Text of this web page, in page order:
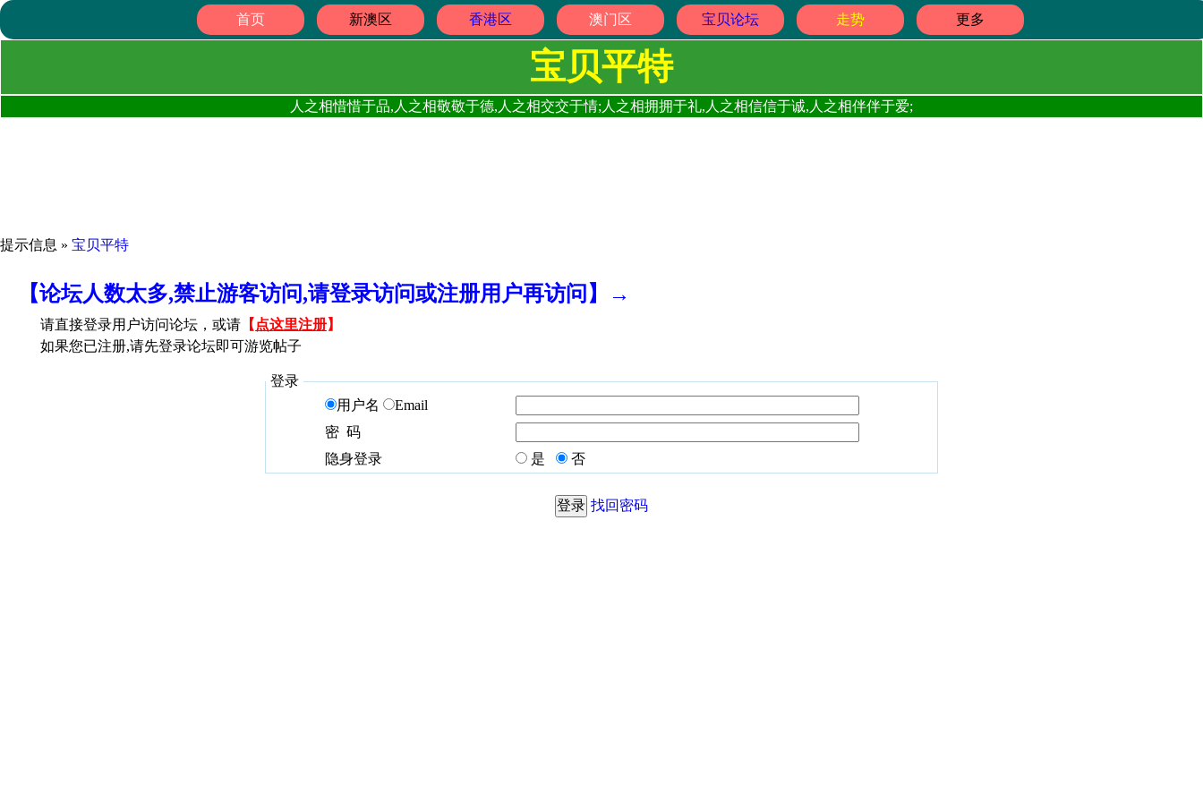
首页 新澳区 香港区 澳门区 宝贝论坛 走势 更多
宝贝平特
人之相惜惜于品,人之相敬敬于德,人之相交交于情;人之相拥拥于礼,人之相信信于诚,人之相伴伴于爱;
提示信息 » 宝贝平特
【论坛人数太多,禁止游客访问,请登录访问或注册用户再访问】→
请直接登录用户访问论坛，或请 【 点这里注册】
如果您已注册,请先登录论坛即可游览帖子
登录
用户名
Email
密 码
隐身登录
是 否
找回密码